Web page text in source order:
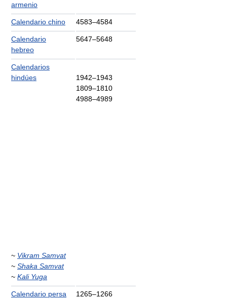
armenio
Calendario chino 4583–4584
Calendario
hebreo
5647–5648
Calendarios
hindúes
~ Vikram Samvat
~ Shaka Samvat
~ Kali Yuga
1942–1943
1809–1810
4988–4989
Calendario persa 1265–1266